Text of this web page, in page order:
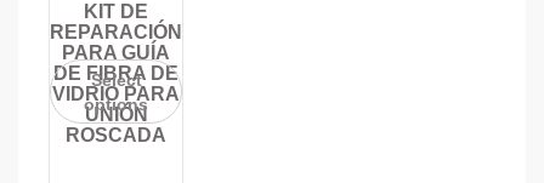
KIT DE
REPARACIÓN
PARA GUÍA
DE FIBRA DE
VIDRIO PARA
UNIÓN
ROSCADA
Select
options